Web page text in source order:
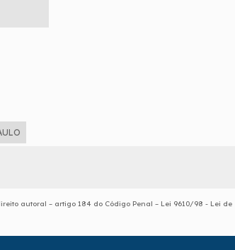
autoral – artigo 184 do Código Penal – Lei 9610/98 - Lei de